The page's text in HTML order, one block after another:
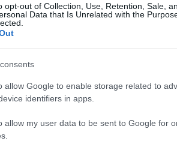
opt-out of Collection, Use, Retention, Sale,
Data that Is Unrelated with the
allow Google to enable storage related to
identifiers in apps.
allow my user data to be sent to Google for
di vaccini e coronavirus. Motivo
appena l’Ema darà il via
Maddalena Loy espone dei
gli under 12 per tenere
– anche dal noto
“L’affermazione che non sia
mendace, soprattutto con